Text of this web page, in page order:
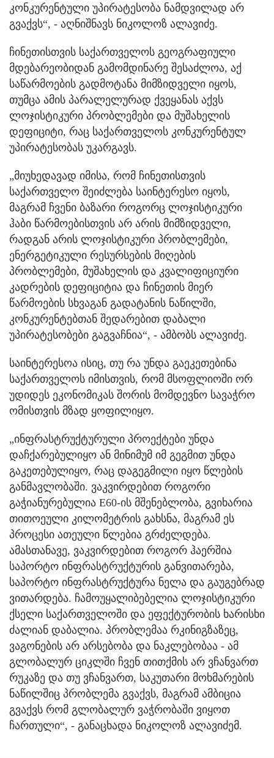
კონკურენტული უპირატესობა ნამდვილად არ
გვაქვს“, - აღნიშნავს ნიკოლოზ ალავიძე.
ჩინეთისთვის საქართველოს გეოგრაფიული
მდებარეობიდან გამომდინარე შესაძლოა, აქ
საწარმოების გადმოტანა მიმზიდველი იყოს,
თუმცა ამის პარალელურად ქვეყანას აქვს
ლოჯისტიკური პრობლემები და მუშახელის
დეფიციტი, რაც საქართველოს კონკურენტულ
უპირატესობას უკარგავს.
„მიუხედავად იმისა, რომ ჩინეთისთვის
საქართველო შეიძლება საინტერესო იყოს,
მაგრამ ჩვენი ბაზარი როგორც ლოჯისტიკური
ჰაბი წარმოებისთვის არ არის მიმზიდველი,
რადგან არის ლოჯისტიკური პრობლემები,
ენერგეტიკული რესურსების მიღების
პრობლემები, მუშახელის და კვალიფიციური
კადრების დეფიციტია და ჩინეთის მიერ
წარმოების სხვაგან გადატანის ნაწილში,
კონკურენტებთან შედარებით დაბალი
უპირატესობები გაგვაჩნია“, - ამბობს ალავიძე.
საინტერესოა ისიც, თუ რა უნდა გაეკეთებინა
საქართველოს იმისთვის, რომ მსოფლიოში ორ
უდიდეს ეკონომიკას შორის მომდევნო სავაჭრო
ომისთვის მზად ყოფილიყო.
„ინფრასტრუქტურული პროექტები უნდა
დაჩქარებულიყო ან მინიმუმ იმ გეგმით უნდა
გაკეთებულიყო, რაც დაგეგმილი იყო წლების
განმავლობაში. ვაკვირდებით როგორი
გაჭიანურებულია E60-ის მშენებლობა, გვიხარია
თითოეული კილომეტრის გახსნა, მაგრამ ეს
პროცესი ათეული წლებია გრძელდება.
ამასთანავე, ვაკვირდებით როგორ ჰაერშია
საპორტო ინფრასტრუქტურის განვითარება,
საპორტო ინფრასტრუქტურა ნელა და გაუგებრად
ვითარდება. ჩამოუყალიბებელია ლოჯისტიკური
ქსელი საქართველოში და ეფექტურობის ხარისხი
ძალიან დაბალია. პრობლემაა რკინიგზაზეც,
ვაგონების არ არსებობა და ნაკლებობაა - ამ
გლობალურ ციკლში ჩვენ თითქმის არ ვჩანვართ
რუკაზე და თუ ვჩანვართ, საკუთარი მოხმარების
ნაწილშიც პრობლემა გვაქვს, მაგრამ ამბიცია
გვაქვს რომ გლობალურ ვაჭრობაში ვიყოთ
ჩართული“, - განაცხადა ნიკოლოზ ალავიძემ.